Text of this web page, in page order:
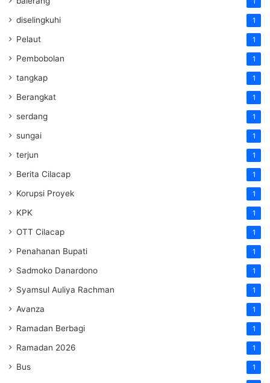
diselingkuhi 1
Pelaut 1
Pembobolan 1
tangkap 1
Berangkat 1
serdang 1
sungai 1
terjun 1
Berita Cilacap 1
Korupsi Proyek 1
KPK 1
OTT Cilacap 1
Penahanan Bupati 1
Sadmoko Danardono 1
Syamsul Auliya Rachman 1
Avanza 1
Ramadan Berbagi 1
Ramadan 2026 1
Bus 1